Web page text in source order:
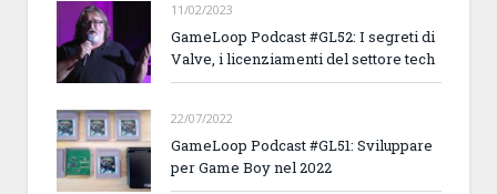
11/02/2023
GameLoop Podcast #GL52: I segreti di
Valve, i licenziamenti del settore tech
22/07/2022
GameLoop Podcast #GL51: Sviluppare
per Game Boy nel 2022